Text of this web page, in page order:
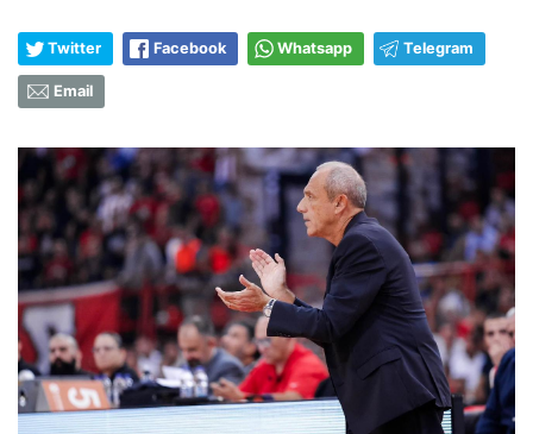
Twitter Facebook Whatsapp Telegram
Email